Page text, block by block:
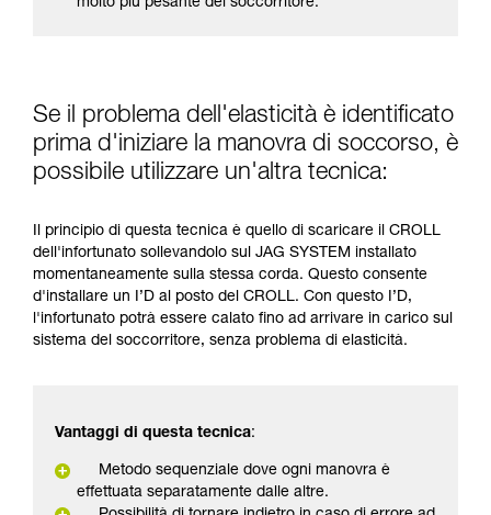
molto più pesante del soccorritore.
Se il problema dell'elasticità è identificato
prima d'iniziare la manovra di soccorso, è
possibile utilizzare un'altra tecnica:
Il principio di questa tecnica è quello di scaricare il CROLL
dell'infortunato sollevandolo sul JAG SYSTEM installato
momentaneamente sulla stessa corda. Questo consente
d'installare un I’D al posto del CROLL. Con questo I’D,
l'infortunato potrà essere calato fino ad arrivare in carico sul
sistema del soccorritore, senza problema di elasticità.
Vantaggi di questa tecnica:
Metodo sequenziale dove ogni manovra è
effettuata separatamente dalle altre.